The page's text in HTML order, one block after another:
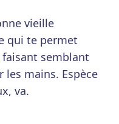
vieille
qui te permet
semblant
les mains. Espèce
va.